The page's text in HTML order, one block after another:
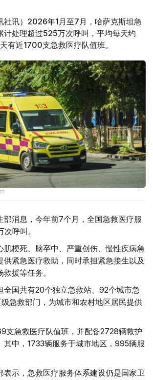
社讯）2026年1月至7月，哈萨克斯坦急
计处理超过525万次呼叫，平均每天约
有近1700支急救医疗队值班。
部消息，今年前7个月，全国急救医疗服
呼叫。
肌梗死、脑卒中、严重创伤、慢性疾病急
供紧急医疗救助，同时承担紧急接生以及
援等任务。
全国共有20个独立急救站、92个城市急
急救部门，为城市和农村地区居民提供
支急救医疗队值班，并配备2728辆救护
其中，1733辆服务于城市地区，995辆服
表示，急救医疗服务体系建设仍是国家卫